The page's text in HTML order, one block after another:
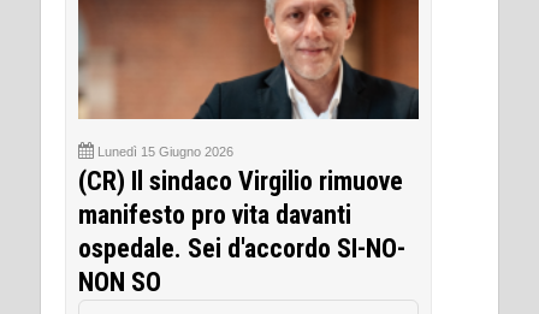
Lunedì 15 Giugno 2026
(CR) Il sindaco Virgilio rimuove
manifesto pro vita davanti
ospedale. Sei d'accordo SI-NO-
NON SO